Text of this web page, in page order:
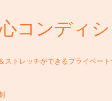
コンディシ
ストレッチができるプライベート